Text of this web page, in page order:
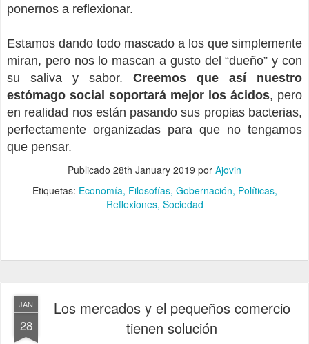
ponernos a reflexionar.
Estamos dando todo mascado a los que simplemente
miran, pero nos lo mascan a gusto del “dueño” y con
su saliva y sabor. Creemos que así nuestro
estómago social soportará mejor los ácidos, pero
en realidad nos están pasando sus propias bacterias,
perfectamente organizadas para que no tengamos
que pensar.
Publicado 28th January 2019 por Ajovin
Etiquetas: Economía Filosofías Gobernación Políticas
Reflexiones Sociedad
JAN
28
Los mercados y el pequeños comercio
tienen solución